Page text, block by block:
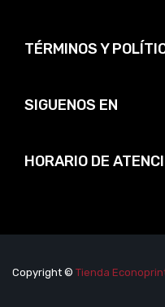
TÉRMINOS Y
SIGUENOS EN
HORARIO DE
Copyright © Tienda